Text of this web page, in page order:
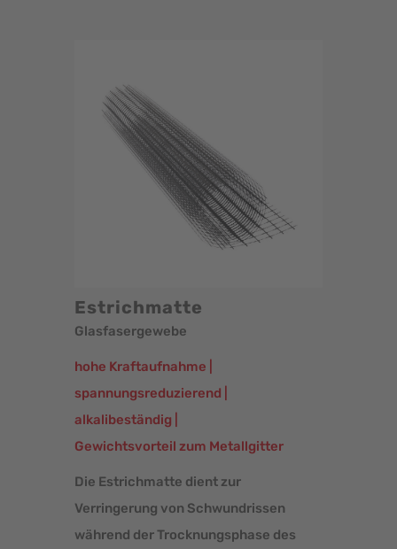
Estrichmatte
Glasfasergewebe
hohe Kraftaufnahme |
spannungsreduzierend |
alkalibeständig |
­Gewichtsvorteil zum Metallgitter
Die Estrichmatte dient zur
Verringerung von Schwundrissen
während der Trocknungsphase des